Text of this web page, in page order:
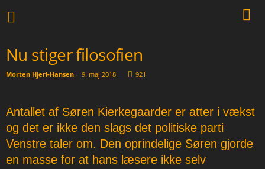
Nu stiger filosofien
Morten Hjerl-Hansen - 9. maj 2018 921
Antallet af Søren Kierkegaarder er atter i vækst
og det er ikke den slags det politiske parti
Venstre taler om. Den oprindelige Søren gjorde
en masse for at hans læsere ikke selv